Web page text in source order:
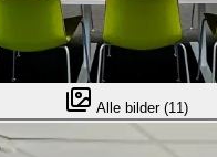
Alle bilder (11)